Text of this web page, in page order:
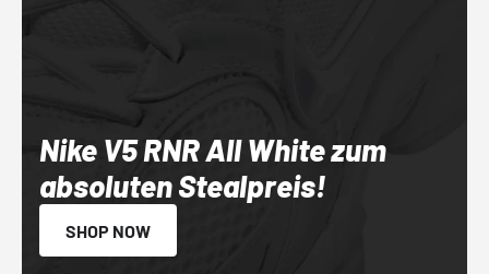
Nike V5 RNR All White zum
absoluten Stealpreis!
SHOP NOW